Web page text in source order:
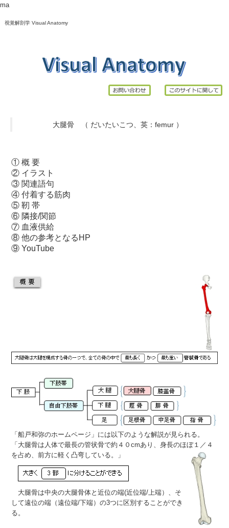
ma
視覚解剖学 Visual Anatomy
大腿骨 （ だいたいこつ、英：femur ）
① 概 要
② イラスト
③ 関連語句
④ 付着する筋肉
⑤靭 帯
⑥隣接/関節
⑦ 血液供給
⑧ 他の参考となるH P
⑨ YouTube
「船戸和弥のホームページ 」には以下のような解説が見られる。
「大腿骨は人体で最長の管状骨で約４０cmあり、身長のほぼ１／４
を占め、前方に軽く凸弯している。」
大腿骨は中央の大腿骨体と近位の端(近位端/上端）、そ
して遠位の端（遠位端/下端）の3つに区別することができ
る。